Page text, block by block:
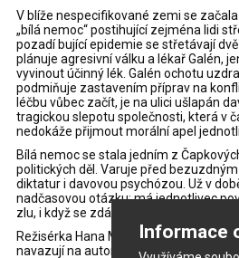
Informace
V blíže nespecifikované zemi se
„bílá nemoc“ postihující zejména lidi
pozadí bující epidemie se střetávají
plánuje agresivní válku a lékař Galén,
vyvinout účinný lék. Galén ochotu
podmiňuje zastavením příprav na
léčbu vůbec začít, je na ulici ušlapán
tragickou slepotu společnosti, která v
nedokáže přijmout morální apel
Bílá nemoc se stala jedním z
politických děl. Varuje před
diktatur i davovou psychózou. Už v
nadčasovou otázku: má jednotlivec
zlu, i když se zdá, že jeho hlas,
Režisérka Hana Marvanová s
navazují na autorský pohled na Karla